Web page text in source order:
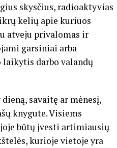
skysčius, radioaktyvias
kelių apie kuriuos
atveju privalomas ir
garsiniai arba
darbo valandų
savaitę ar mėnesį,
knygute. Visiems
būtų įvesti artimiausių
kurioje vietoje yra